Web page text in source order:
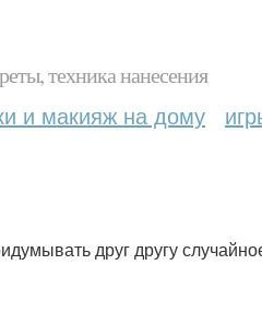
техника нанесения
и макияж на дому
друг другу